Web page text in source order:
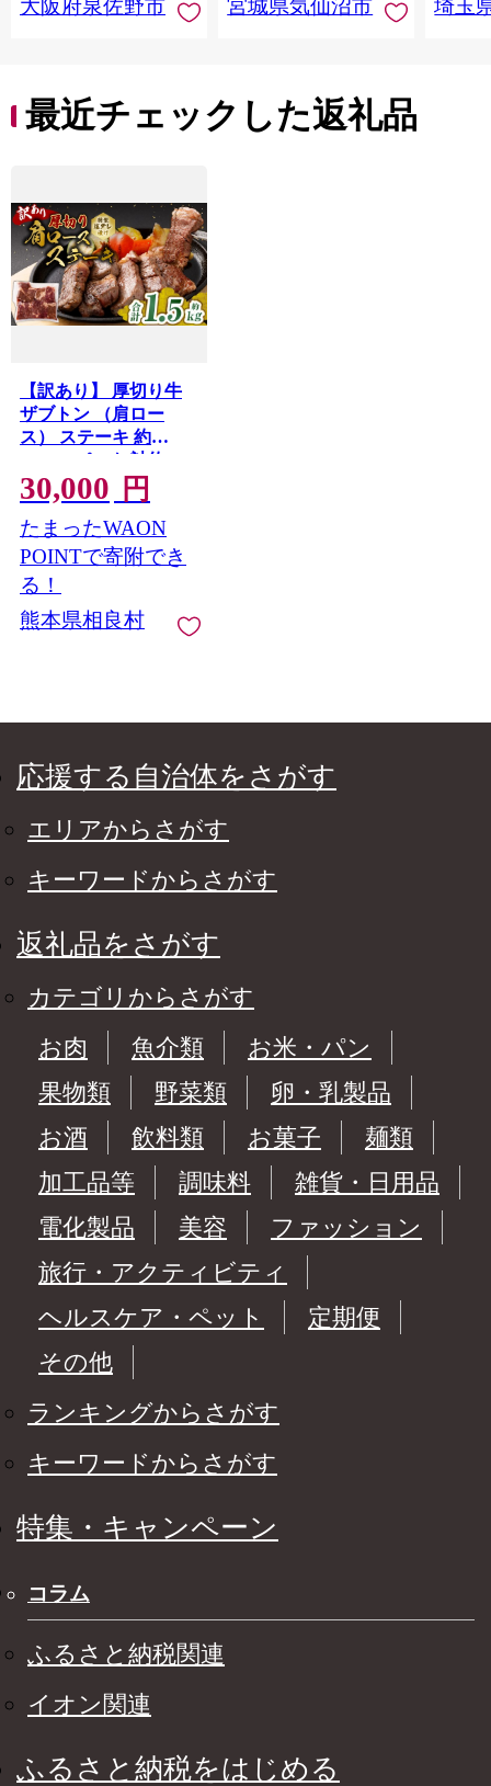
大阪府泉佐野市 宮城県気仙沼市
んのお
埼玉
最近チェックした返礼品
【訳あり】 厚切り牛
ザブトン （肩ロー
ス） ステーキ 約
500g×3パック 計約
1.5kg 牛肉 牛 肩ロース
冷凍
30,000 円
たまったWAON
POINTで寄附でき
る！
熊本県相良村
応援する自治体をさがす
エリアからさがす
キーワードからさがす
返礼品をさがす
カテゴリからさがす
お肉
魚介類
お米・パン
果物類
野菜類
卵・乳製品
お酒
飲料類 お菓子
麺類
加工品等
調味料
雑貨・日用品
電化製品
美容
ファッション
旅行・アクティビティ
ヘルスケア・ペット
定期便
その他
ランキングからさがす
キーワードからさがす
特集・キャンペーン
コラム
ふるさと納税関連
イオン関連
ふるさと納税をはじめる